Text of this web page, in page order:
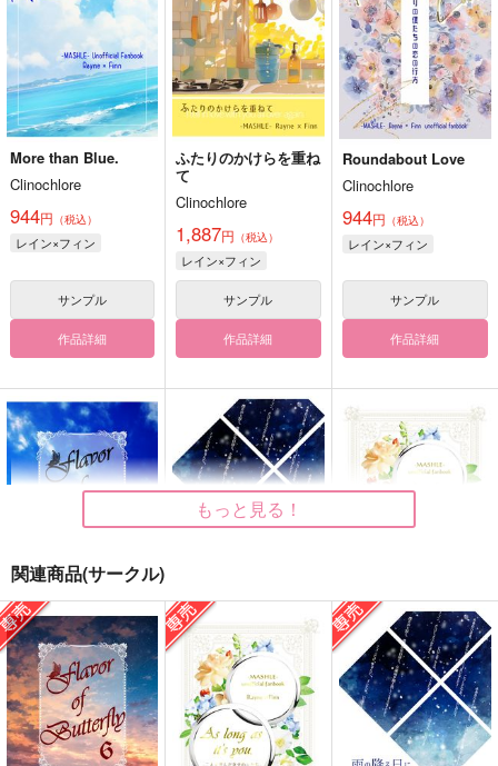
More than Blue.
Clinochlore
944円 （税込）
レイン×フィン
サンプル
作品詳細
ふたりのかけらを重ね
て
Clinochlore
1,887円 （税込）
レイン×フィン
サンプル
作品詳細
Roundabout Love
Clinochlore
944円 （税込）
レイン×フィン
サンプル
作品詳細
Flavor of Butterfly ５
Clinochlore
2,357円（税込）
レイン×フィン
雨の降る日にあなたの
声が聞こえた
Clinochlore
629円（税込）
レイン×フィン
As long as it’ｓyou.
Clinochlore
472円（税込）
レイン×フィン
もっと見る！
関連商品(サークル)